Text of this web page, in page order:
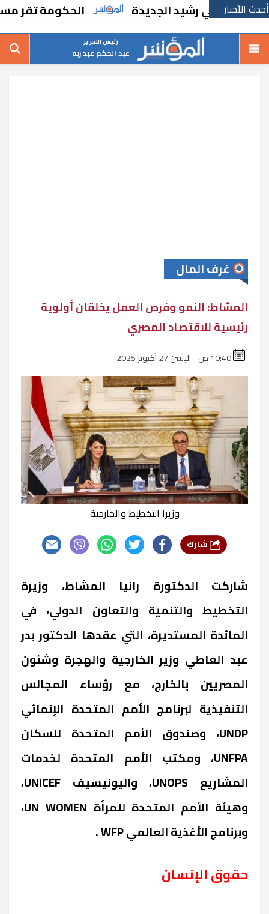
أحدث الأخبار
في رشيد الجديدة الحكومة تقر مسانده
رئيس التحرير
عبد الحكم عبد ربه
غرف المال
المشاط: النمو وفرص العمل يخلقان أولوية
رئيسية للاقتصاد المصري
وزيرا التخطيط والخارجية
شاركت الدكتورة رانيا المشاط، وزيرة
التخطيط والتنمية والتعاون الدولي، في
المائدة المستديرة، التي عقدها الدكتور بدر
عبد العاطي وزير الخارجية والهجرة وشئون
المصريين بالخارج، مع رؤساء المجالس
التنفيذية لبرنامج الأمم المتحدة الإنمائي
UNDP، وصندوق الأمم المتحدة للسكان
UNFPA، ومكتب الأمم المتحدة لخدمات
المشاريع UNOPS، واليونيسيف UNICEF،
وهيئة الأمم المتحدة للمرأة UN WOMEN،
وبرنامج الأغذية العالميWFP
.
حقوق الإنسان